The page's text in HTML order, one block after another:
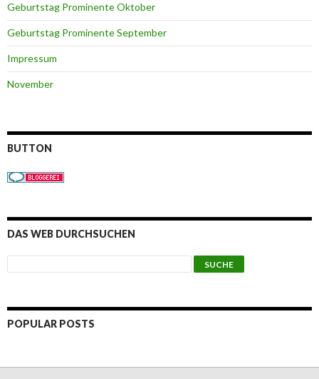
Geburtstag Prominente Oktober
Geburtstag Prominente September
Impressum
November
BUTTON
DAS WEB DURCHSUCHEN
POPULAR POSTS